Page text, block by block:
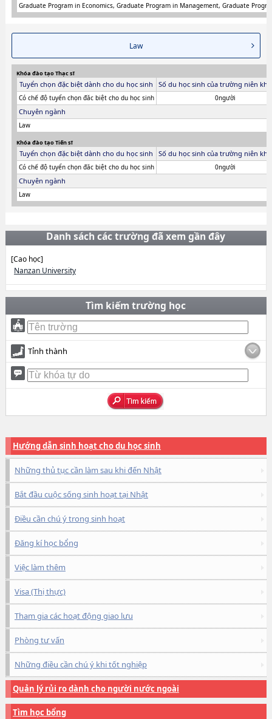
Graduate Program in Economics, Graduate Program in Management, Graduate
Law
Khóa đào tạo Thạc sĩ
Tuyển chọn đặc biệt dành cho du học sinh Số du học sinh của trường niên
Có chế độ tuyển chọn đăc biệt cho du học sinh 0người
Chuyên ngành
Law
Khóa đào tạo Tiến sĩ
Tuyển chọn đặc biệt dành cho du học sinh Số du học sinh của trường niên
Có chế độ tuyển chọn đăc biệt cho du học sinh 0người
Chuyên ngành
Law
Danh sách các trường đã xem gần đây
[Cao học]
Nanzan University
Tìm kiếm trường học
Tỉnh thành
Hướng dẫn sinh hoạt cho du học sinh
Những thủ tục cần làm sau khi đến Nhật
Bắt đầu cuộc sống sinh hoạt tại Nhật
Điều cần chú ý trong sinh hoạt
Đăng kí học bổng
Việc làm thêm
Visa (Thị thực)
Tham gia các hoạt động giao lưu
Phòng tư vấn
Những điều cần chú ý khi tốt nghiệp
Quản lý rủi ro dành cho người nước ngoài
Tìm học bổng